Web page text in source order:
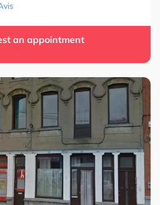
an appointment